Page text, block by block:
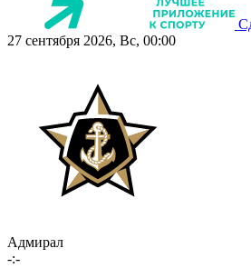
27 сентября 2026, Вс, 00:00
Адмирал
-:-